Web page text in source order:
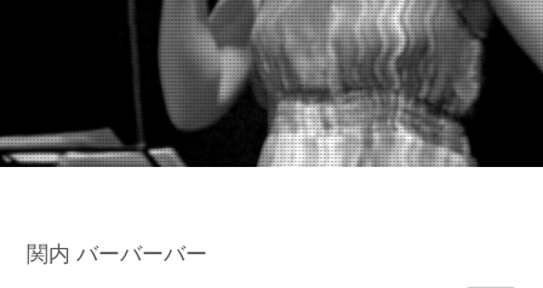
LIVE SCHEDULE
ライブスケジュール
CONTACT US
ストア
関内 バーバーバー